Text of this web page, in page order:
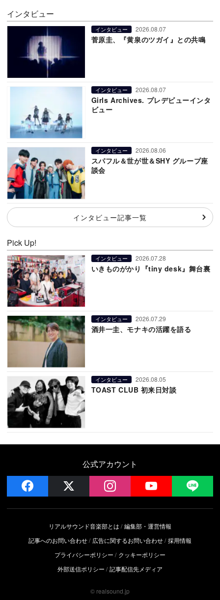
インタビュー
インタビュー 2026.08.07
菅原圭、『黄泉のツガイ』との共鳴
インタビュー 2026.08.07
Girls Archives. プレデビューインタ
ビュー
インタビュー 2026.08.06
スパフル＆世が世＆SHY グループ座
談会
インタビュー記事一覧
Pick Up!
インタビュー 2026.07.28
いきものがかり『tiny desk』舞台裏
インタビュー 2026.07.29
酒井一圭、モナキの活躍を語る
インタビュー 2026.08.05
TOAST CLUB 初来日対談
公式アカウント
facebook instagram YouTube
リアルサウンド音楽部とは
編集部・運営情報
記事へのお問い合わせ
広告に関するお問い合わせ 採用情報
プライバシーポリシー
クッキーポリシー
外部送信ポリシー
記事配信先メディア
© realsound.jp